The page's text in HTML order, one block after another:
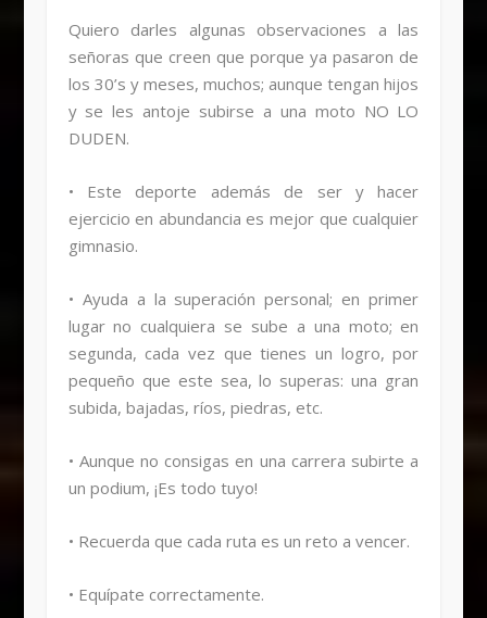
Quiero darles algunas observaciones a las
señoras que creen que porque ya pasaron de
los 30’s y meses, muchos; aunque tengan hijos
y se les antoje subirse a una moto NO LO
DUDEN.
• Este deporte además de ser y hacer
ejercicio en abundancia es mejor que cualquier
gimnasio.
• Ayuda a la superación personal; en primer
lugar no cualquiera se sube a una moto; en
segunda, cada vez que tienes un logro, por
pequeño que este sea, lo superas: una gran
subida, bajadas, ríos, piedras, etc.
• Aunque no consigas en una carrera subirte a
un podium, ¡Es todo tuyo!
• Recuerda que cada ruta es un reto a vencer.
• Equípate correctamente.